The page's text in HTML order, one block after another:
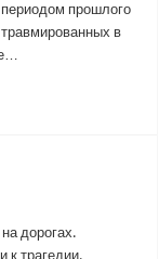
прошлого
травмированных в
дорогах.
к трагедии.